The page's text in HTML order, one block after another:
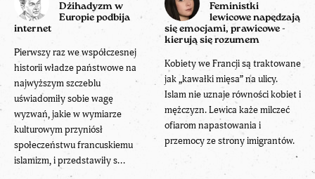
Dżihadyzm w
Europie podbija
internet
Pierwszy raz we współczesnej
historii władze państwowe na
najwyższym szczeblu
uświadomiły sobie wagę
wyzwań, jakie w wymiarze
kulturowym przyniósł
społeczeństwu francuskiemu
islamizm, i przedstawiły s...
Feministki
lewicowe napędzają
się emocjami, prawicowe -
kierują się rozumem
Kobiety we Francji są traktowane
jak „kawałki mięsa” na ulicy.
Islam nie uznaje równości kobiet i
mężczyzn. Lewica każe milczeć
ofiarom napastowania i
przemocy ze strony imigrantów.